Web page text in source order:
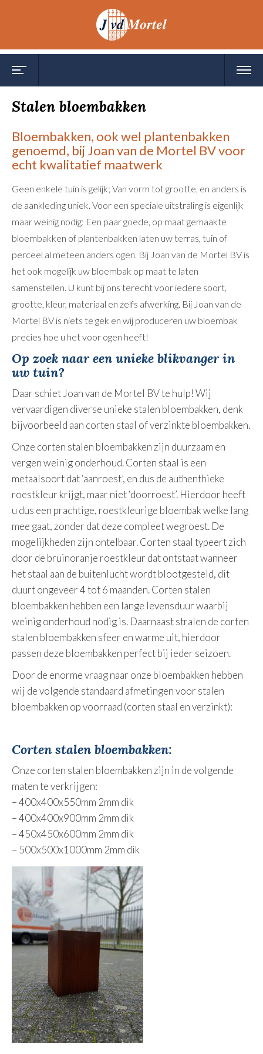
Toggle
Stalen bloembakken
Bloembakken, ook wel plantenbakken
genoemd, bij Joan van de Mortel BV voor
echt kwalitatief maatwerk
Geen enkele tuin is gelijk; Van vorm tot grootte, en anders is
de aankleding uniek. Voor een speciale uitstraling is eigenlijk
maar weinig nodig: Een paar goede, op maat gemaakte
bloembakken of plantenbakken laten uw terras, tuin of
perceel al meteen anders ogen. Bij Joan van de Mortel BV is
het ook mogelijk uw bloembak op maat te laten
samenstellen. U kunt bij ons terecht voor iedere soort,
grootte, kleur, materiaal en zelfs afwerking. Bij Joan van de
Mortel BV is niets te gek en wij produceren uw bloembak
precies hoe u het voor ogen heeft!
Op zoek naar een unieke blikvanger in
uw tuin?
Daar schiet Joan van de Mortel BV te hulp! Wij
vervaardigen diverse unieke stalen bloembakken, denk
bijvoorbeeld aan corten staal of verzinkte bloembakken.
Onze corten stalen bloembakken zijn duurzaam en
vergen weinig onderhoud. Corten staal is een
metaalsoort dat ‘aanroest’, en dus de authenthieke
roestkleur krijgt, maar niet ‘doorroest’. Hierdoor heeft
u dus een prachtige, roestkleurige bloembak welke lang
mee gaat, zonder dat deze compleet wegroest. De
mogelijkheden zijn ontelbaar. Corten staal typeert zich
door de bruinoranje roestkleur dat ontstaat wanneer
het staal aan de buitenlucht wordt blootgesteld, dit
duurt ongeveer 4 tot 6 maanden. Corten stalen
bloembakken hebben een lange levensduur waarbij
weinig onderhoud nodig is. Daarnaast stralen de corten
stalen bloembakken sfeer en warme uit, hierdoor
passen deze bloembakken perfect bij ieder seizoen.
Door de enorme vraag naar onze bloembakken hebben
wij de volgende standaard afmetingen voor stalen
bloembakken op voorraad (corten staal en verzinkt):
Corten stalen bloembakken:
Onze corten stalen bloembakken zijn in de volgende
maten te verkrijgen:
– 400x400x550mm 2mm dik
– 400x400x900mm 2mm dik
– 450x450x600mm 2mm dik
– 500x500x1000mm 2mm dik